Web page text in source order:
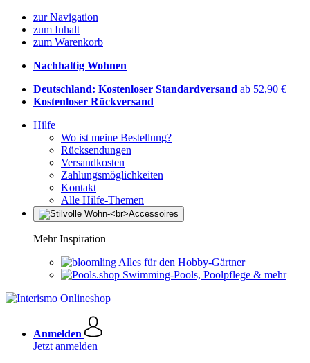
zur Navigation
zum Inhalt
zum Warenkorb
Nachhaltig Wohnen
Deutschland: Kostenloser Standardversand ab 52,90 €
Kostenloser Rückversand
Hilfe
Wo ist meine Bestellung?
Rücksendungen
Versandkosten
Zahlungsmöglichkeiten
Kontakt
Alle Hilfe-Themen
Mehr Inspiration
Alles für den Hobby-Gärtner
Swimming-Pools, Poolpflege & mehr
Anmelden
Jetzt anmelden